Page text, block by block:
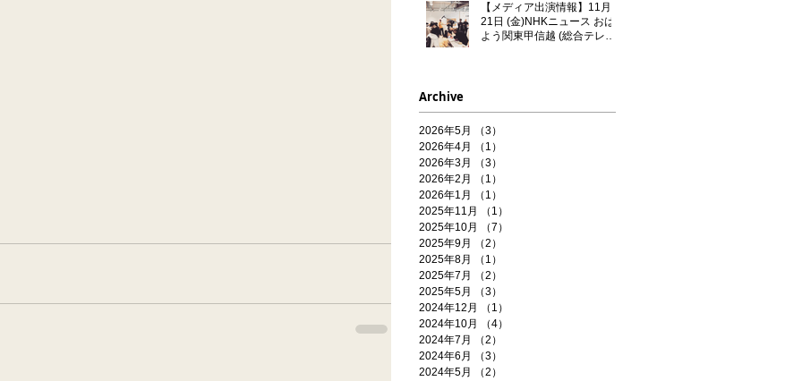
【メディア出演情報】11月
21日 (金)NHKニュース おは
よう関東甲信越 (総合テレビ)
Archive
2026年5月 （3）
2026年4月
（1）
2026年3月
（3）
2026年2月
（1）
2026年1月
（1）
2025年11月
（1）
2025年10月
（7）
2025年9月
（2）
2025年8月
（1）
2025年7月
（2）
2025年5月
（3）
2024年12月
（1）
2024年10月
（4）
2024年7月
（2）
2024年6月
（3）
2024年5月
（2）